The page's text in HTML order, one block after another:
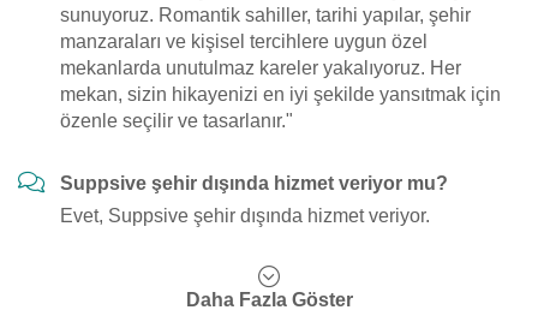
sunuyoruz. Romantik sahiller, tarihi yapılar, şehir
manzaraları ve kişisel tercihlere uygun özel
mekanlarda unutulmaz kareler yakalıyoruz. Her
mekan, sizin hikayenizi en iyi şekilde yansıtmak için
özenle seçilir ve tasarlanır."
Suppsive şehir dışında hizmet veriyor mu?
Evet, Suppsive şehir dışında hizmet veriyor.
Daha Fazla Göster